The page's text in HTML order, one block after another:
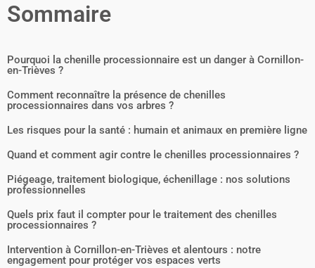
Sommaire
Pourquoi la chenille processionnaire est un danger à Cornillon-
en-Trièves ?
Comment reconnaître la présence de chenilles
processionnaires dans vos arbres ?
Les risques pour la santé : humain et animaux en première ligne
Quand et comment agir contre le chenilles processionnaires ?
Piégeage, traitement biologique, échenillage : nos solutions
professionnelles
Quels prix faut il compter pour le traitement des chenilles
processionnaires ?
Intervention à Cornillon-en-Trièves et alentours : notre
engagement pour protéger vos espaces verts